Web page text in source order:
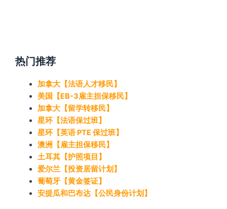
热门推荐
加拿大【法语人才移民】
美国【EB-3雇主担保移民】
加拿大【留学转移民】
星环【法语保过班】
星环【英语 PTE 保过班】
澳洲【雇主担保移民】
土耳其【护照项目】
爱尔兰【投资居留计划】
葡萄牙【黄金签证】
安提瓜和巴布达【公民身份计划】